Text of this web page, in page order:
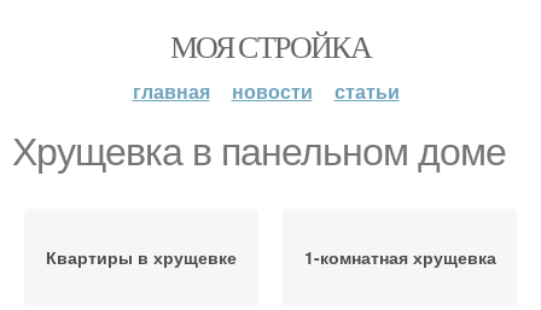
МОЯ СТРОЙКА
главная новости статьи
Хрущевка в панельном доме
Квартиры в хрущевке 1-комнатная хрущевка